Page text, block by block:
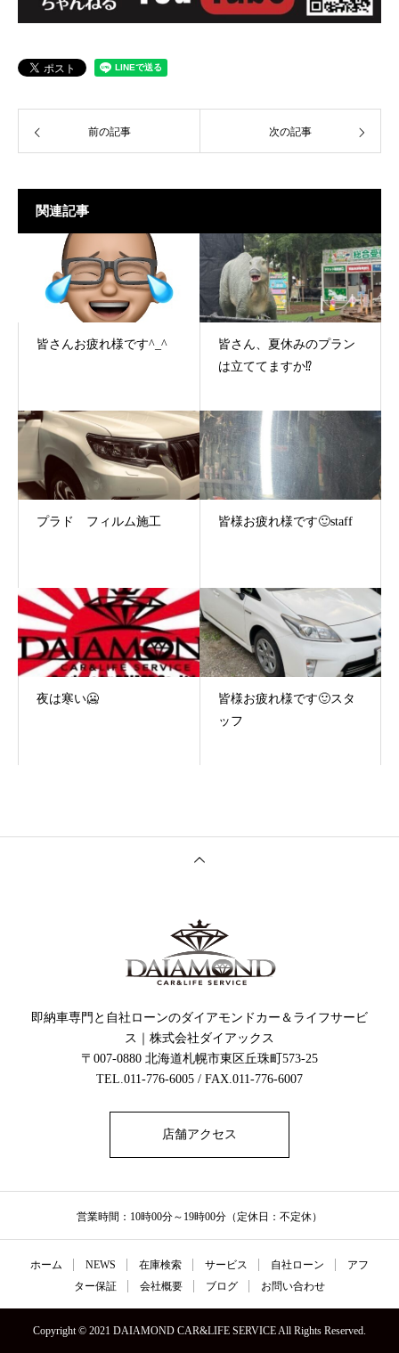
前の記事 次の記事
関連記事
皆さんお疲れ様です^_^
皆さん、夏休みのプラン
は立ててますか⁉️
プラド フィルム施工 皆様お疲れ様です🙂staff
夜は寒い🥶
皆様お疲れ様です🙂スタ
ッフ
即納車専門と自社ローンのダイアモンドカー＆ライフサービ
ス｜株式会社ダイアックス
〒007-0880 北海道札幌市東区丘珠町573-25
TEL.011-776-6005 / FAX.011-776-6007
店舗アクセス
営業時間：10時00分～19時00分（定休日：不定休）
ホーム NEWS 在庫検索 サービス 自社ローン
アフ
ター保証
会社概要 ブログ お問い合わせ
Copyright © 2021 DAIAMOND CAR&LIFE SERVICE All Rights Reserved.